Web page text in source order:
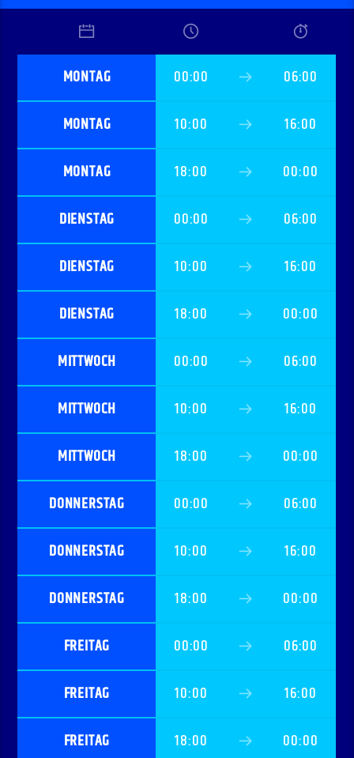
MONTAG 00:00 06:00
MONTAG 10:00 16:00
MONTAG 18:00 00:00
DIENSTAG 00:00 06:00
DIENSTAG 10:00 16:00
DIENSTAG 18:00 00:00
MITTWOCH 00:00 06:00
MITTWOCH 10:00 16:00
MITTWOCH 18:00 00:00
DONNERSTAG 00:00 06:00
DONNERSTAG 10:00 16:00
DONNERSTAG 18:00 00:00
FREITAG 00:00 06:00
FREITAG 10:00 16:00
FREITAG 18:00 00:00